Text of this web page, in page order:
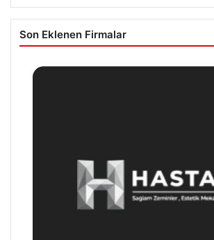
Son Eklenen Firmalar